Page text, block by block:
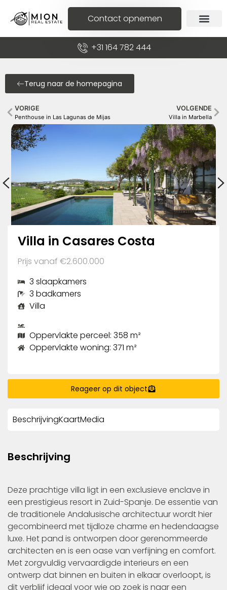
Contact opnemen
+31 164 782 444
Terug naar de homepagina
VORIGE
Penthouse in Las Lagunas de Mijas
VOLGENDE
Villa in Marbella
Villa in Casares Costa
Prijs vanaf €2.600.000
3 slaapkamers
3 badkamers
Villa
Oppervlakte perceel: 358 m²
Oppervlakte woning: 371 m²
Reageer op dit object
BeschrijvingKaartMedia
Beschrijving
Deze prachtige villa ligt in een exclusieve enclave in
een prestigieus resort in Zuid-Spanje. De essentie van
de traditionele Andalusische architectuur wordt hier
gecombineerd met tijdloze charme en hedendaagse
luxe. Het pand is ontworpen door gerenommeerde
architecten en is een oase van verfijning en comfort.
Met zorgvuldig vervaardigde interieurs en een
ontwerp dat binnen en buiten in elkaar overloopt, is
dit verblijf ideaal voor wie op zoek is naar een